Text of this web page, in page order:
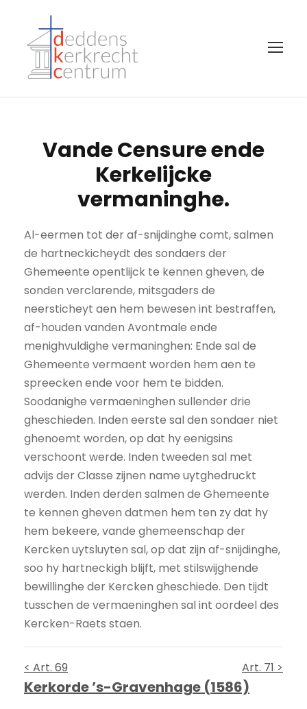
Vande Censure ende
Kerkelijcke
vermaninghe.
Al-eermen tot der af-snijdinghe comt, salmen
de hartneckicheydt des sondaers der
Ghemeente opentlijck te kennen gheven, de
sonden verclarende, mitsgaders de
neersticheyt aen hem bewesen int bestraffen,
af-houden vanden Avontmale ende
menighvuldighe vermaninghen: Ende sal de
Ghemeente vermaent worden hem aen te
spreecken ende voor hem te bidden.
Soodanighe vermaeninghen sullender drie
gheschieden. Inden eerste sal den sondaer niet
ghenoemt worden, op dat hy eenigsins
verschoont werde. Inden tweeden sal met
advijs der Classe zijnen name uytghedruckt
werden. Inden derden salmen de Ghemeente
te kennen gheven datmen hem ten zy dat hy
hem bekeere, vande ghemeenschap der
Kercken uytsluyten sal, op dat zijn af-snijdinghe,
soo hy hartneckigh blijft, met stilswijghende
bewillinghe der Kercken gheschiede. Den tijdt
tusschen de vermaeninghen sal int oordeel des
Kercken-Raets staen.
< Art. 69 Art. 71 >
Kerkorde ’s-Gravenhage (1586)